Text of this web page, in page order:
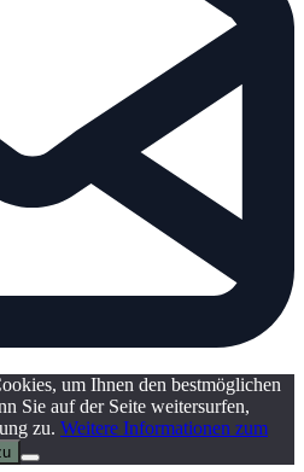
um Ihnen den bestmöglichen
Sie auf der Seite weitersurfen,
zu. Weitere Informationen zum